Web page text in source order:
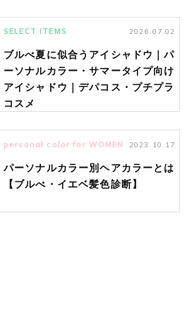
SELECT ITEMS 2026.07.02
ブルべ夏に似合うアイシャドウ｜パ
ーソナルカラー・サマータイプ向け
アイシャドウ｜デパコス・プチプラ
コスメ
personal color for WOMEN 2023.10.17
パーソナルカラー別ヘアカラーとは
【ブルべ・イエベ髪色診断】